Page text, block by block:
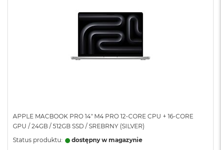
APPLE MACBOOK PRO 14" M4 PRO 12-CORE CPU + 16-CORE
GPU / 24GB / 512GB SSD / SREBRNY (SILVER)
Status produktu:
dostępny w magazynie